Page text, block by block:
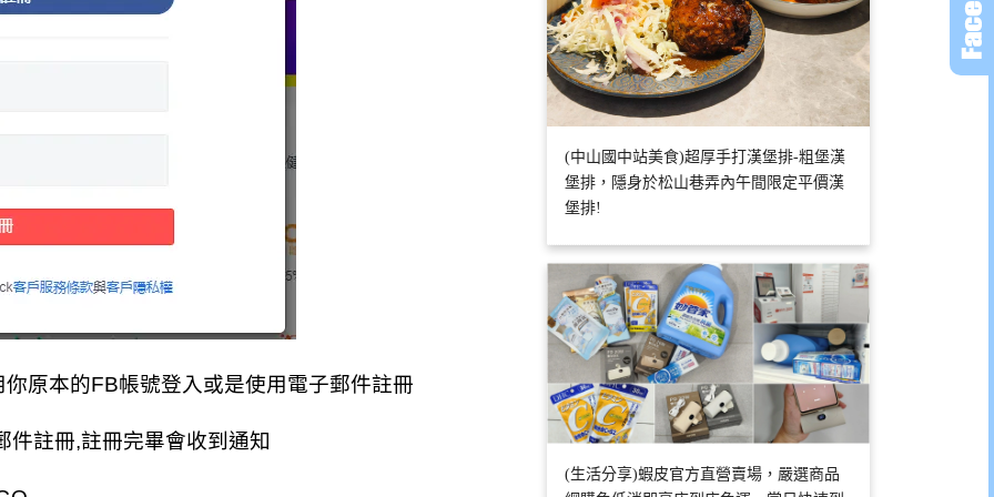
原本的FB帳號登入或是使用電子郵件註冊
件註冊,註冊完畢會收到通知
(中山國中站美食)超厚手打漢堡排-粗堡漢
堡排，隱身於松山巷弄內午間限定平價漢
堡排!
(生活分享)蝦皮官方直營賣場，嚴選商品